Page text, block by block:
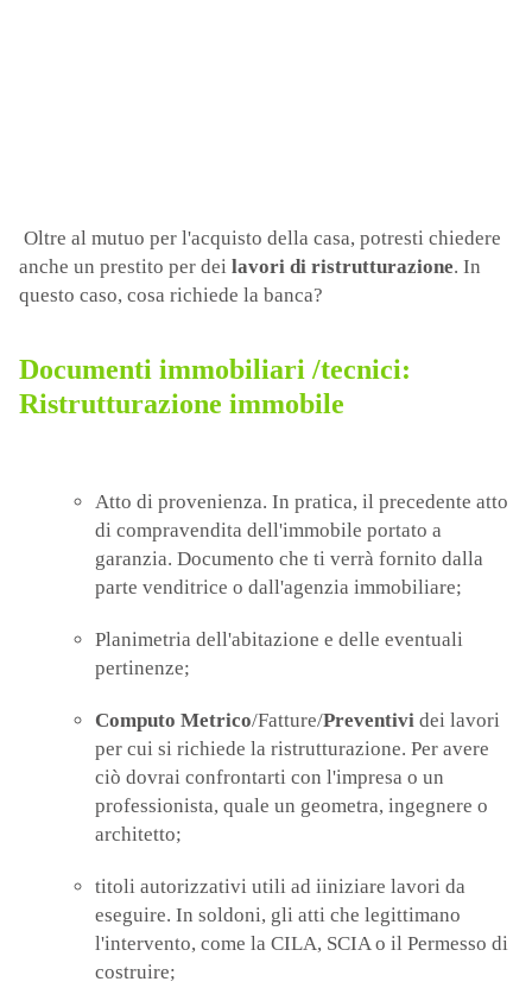
Oltre al mutuo per l'acquisto della casa, potresti chiedere
anche un prestito per dei lavori di ristrutturazione. In
questo caso, cosa richiede la banca?
Documenti immobiliari /tecnici:
Ristrutturazione immobile
Atto di provenienza. In pratica, il precedente atto
di compravendita dell'immobile portato a
garanzia. Documento che ti verrà fornito dalla
parte venditrice o dall'agenzia immobiliare;
Planimetria dell'abitazione e delle eventuali
pertinenze;
Computo Metrico/Fatture/Preventivi dei lavori
per cui si richiede la ristrutturazione. Per avere
ciò dovrai confrontarti con l'impresa o un
professionista, quale un geometra, ingegnere o
architetto;
titoli autorizzativi utili ad iiniziare lavori da
eseguire. In soldoni, gli atti che legittimano
l'intervento, come la CILA, SCIA o il Permesso di
costruire;